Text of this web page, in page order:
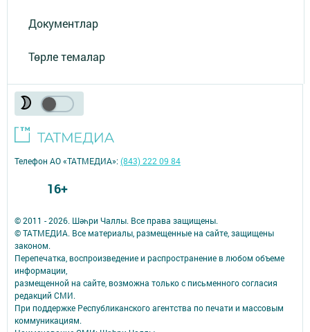
Документлар
Төрле темалар
© 2011 - 2026. Шәһри Чаллы. Все права защищены.
© ТАТМЕДИА. Все материалы, размещенные на сайте, защищены
законом.
Перепечатка, воспроизведение и распространение в любом объеме
информации,
размещенной на сайте, возможна только с письменного согласия
редакций СМИ.
При поддержке Республиканского агентства по печати и массовым
коммуникациям.
Телефон АО «ТАТМЕДИА»:(843) 222 09 84
16+